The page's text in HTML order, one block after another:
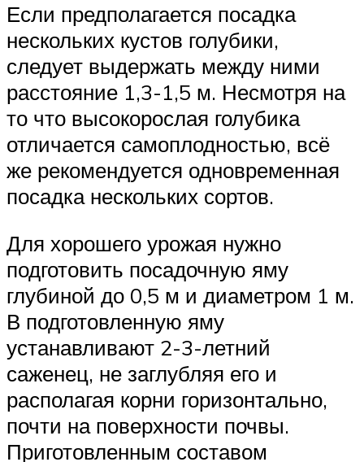
Если предполагается посадка
нескольких кустов голубики,
следует выдержать между ними
расстояние 1,3-1,5 м. Несмотря на
то что высокорослая голубика
отличается самоплодностью, всё
же рекомендуется одновременная
посадка нескольких сортов.
Для хорошего урожая нужно
подготовить посадочную яму
глубиной до 0,5 м и диаметром 1 м.
В подготовленную яму
устанавливают 2-3-летний
саженец, не заглубляя его и
располагая корни горизонтально,
почти на поверхности почвы.
Приготовленным составом